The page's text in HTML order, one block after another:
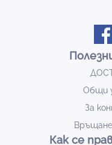
Общи
За
Как се